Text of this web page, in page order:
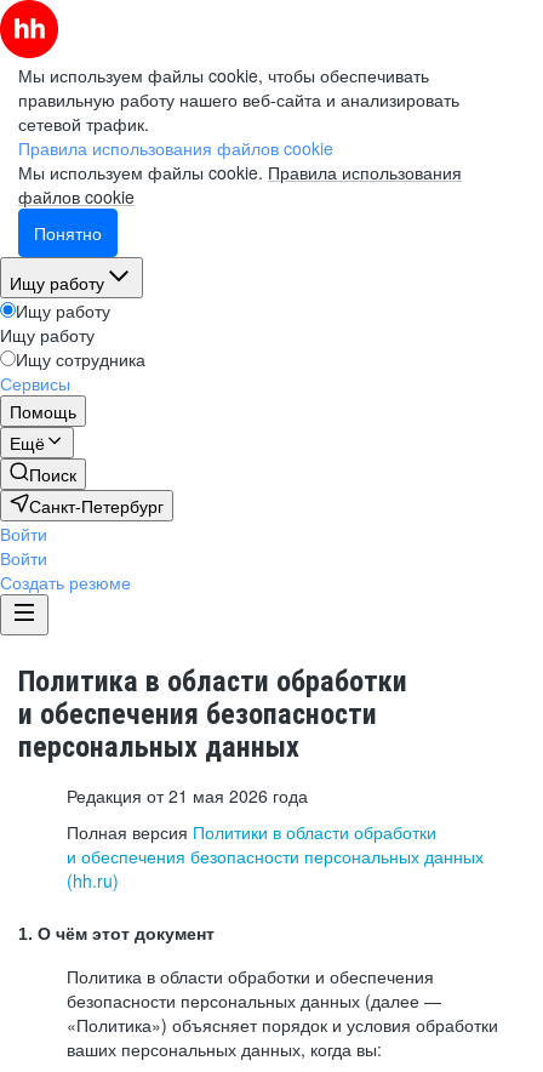
Мы используем файлы cookie, чтобы обеспечивать
правильную работу нашего веб-сайта и анализировать
сетевой трафик.
Правила использования файлов cookie
Мы используем файлы cookie. Правила использования
файлов cookie
Понятно
Ищу работу
Ищу работу
Ищу работу
Ищу сотрудника
Сервисы
Помощь
Ещё
Поиск
Санкт-Петербург
Войти
Войти
Создать резюме
Политика в области обработки
и обеспечения безопасности
персональных данных
Редакция от 21 мая 2026 года
Полная версия Политики в области обработки
и обеспечения безопасности персональных данных
(hh.ru)
1. О чём этот документ
Политика в области обработки и обеспечения
безопасности персональных данных (далее —
«Политика») объясняет порядок и условия обработки
ваших персональных данных, когда вы: